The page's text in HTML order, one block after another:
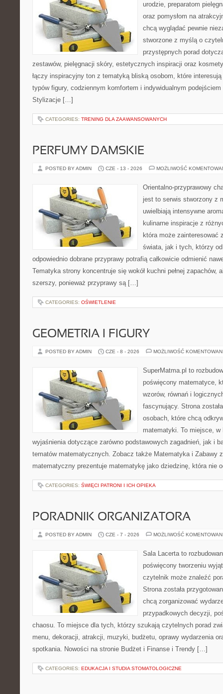
urodzie, preparatom
oraz pomysłom na
chcą wyglądać pewnie
stworzone z myślą o
przystępnych porad
zestawów, pielęgnacji skóry, estetycznych inspiracji oraz
łączy inspiracyjny ton z tematyką bliską osobom, które
typów figury, codziennym komfortem i indywidualnym
Stylizacje […]
CATEGORIES: TRENING DLA ZAAWANSOWANYCH
PERFUMY DAMSKIE
POSTED BY ADMIN CZE - 13 - 2026 MOŻLIWOŚĆ
Orientalno-przyprawowy
jest to serwis stworzony z
uwielbiają intensywne
kulinarne inspiracje z
która może zainteresować
świata, jak i tych, którzy
odpowiednio dobrane przyprawy potrafią całkowicie odmienić
Tematyka strony koncentruje się wokół kuchni pełnej zapachów,
szerszy, ponieważ przyprawy są […]
CATEGORIES: OŚWIETLENIE
GEOMETRIA I FIGURY
POSTED BY ADMIN CZE - 8 - 2026 MOŻLIWOŚĆ
SuperMatma.pl to
poświęcony matematyce,
wzorów, równań i
fascynujący. Strona
osobach, które chcą
matematyki. To miejsce,
wyjaśnienia dotyczące zarówno podstawowych zagadnień, jak i
tematów matematycznych. Zobacz także Matematyka i Zabawy
matematyczny prezentuje matematykę jako dziedzinę, która nie
CATEGORIES: ŚWIĘCI PATRONI I ICH OPIEKA
PORADNIK ORGANIZATORA
POSTED BY ADMIN CZE - 7 - 2026 MOŻLIWOŚĆ
Sala Lacerta to
poświęcony tworzeniu
czytelnik może znaleźć
Strona została
chcą zorganizować
przypadkowych decyzji,
chaosu. To miejsce dla tych, którzy szukają czytelnych porad
menu, dekoracji, atrakcji, muzyki, budżetu, oprawy wydarzenia
spotkania. Nowości na stronie Budżet i Finanse i Trendy […]
CATEGORIES: EDUKACJA I STUDIA STOMATOLOGICZNE